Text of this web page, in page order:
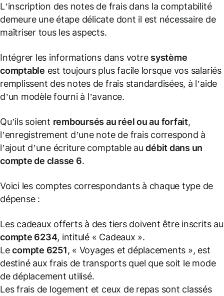
L’inscription des notes de frais dans la comptabilité
demeure une étape délicate dont il est nécessaire de
maîtriser tous les aspects.
Intégrer les informations dans votre système
comptable est toujours plus facile lorsque vos salariés
remplissent des notes de frais standardisées, à l’aide
d’un modèle fourni à l’avance.
Qu’ils soient remboursés au réel ou au forfait,
l’enregistrement d’une note de frais correspond à
l’ajout d’une écriture comptable audébit dans un
compte de classe 6.
Voici les comptes correspondants à chaque type de
dépense :
Les cadeaux offerts à des tiers doivent être inscrits au
compte 6234, intitulé « Cadeaux ».
Lecompte 6251, « Voyages et déplacements », est
destiné aux frais de transports quel que soit le mode
de déplacement utilisé.
Les frais de logement et ceux de repas sont classés